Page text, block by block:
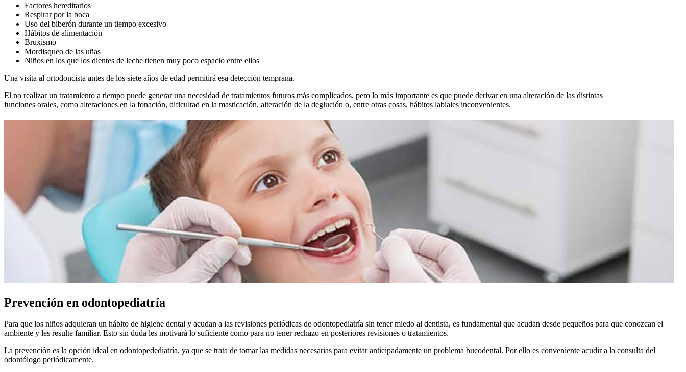
Factores hereditarios
Respirar por la boca
Uso del biberón durante un tiempo excesivo
Hábitos de alimentación
Bruxismo
Mordisqueo de las uñas
Niños en los que los dientes de leche tienen muy poco espacio entre ellos
Una visita al ortodoncista antes de los siete años de edad permitirá esa detección temprana.
El no realizar un tratamiento a tiempo puede generar una necesidad de tratamientos futuros más complicados, pero lo más importante es que puede derivar en una alteración de las distintas
funciones orales, como alteraciones en la fonación, dificultad en la masticación, alteración de la deglución o, entre otras cosas, hábitos labiales inconvenientes.
Prevención en odontopediatría
Para que los niños adquieran un hábito de higiene dental y acudan a las revisiones periódicas de odontopediatría sin tener miedo al dentista, es fundamental que acudan desde pequeños para que conozcan el
ambiente y les resulte familiar. Esto sin duda les motivará lo suficiente como para no tener rechazo en posteriores revisiones o tratamientos.
La prevención es la opción ideal en odontopedediatría, ya que se trata de tomar las medidas necesarias para evitar anticipadamente un problema bucodental. Por ello es conveniente acudir a la consulta del
odontólogo periódicamente.